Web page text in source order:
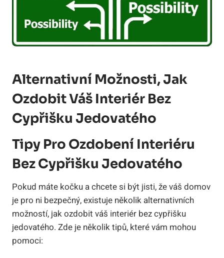
Alternativní Možnosti, Jak
Ozdobit Váš Interiér Bez
Cypřišku Jedovatého
Tipy Pro Ozdobení Interiéru
Bez Cypřišku Jedovatého
Pokud máte kočku a chcete si být jisti, že váš domov
je pro ni bezpečný, existuje několik alternativních
možností, jak ozdobit váš interiér bez cypřišku
jedovatého. Zde je několik tipů, které vám mohou
pomoci: